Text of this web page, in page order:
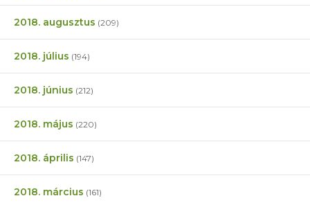
2018. augusztus (209)
2018. július (194)
2018. június (212)
2018. május (220)
2018. április (147)
2018. március (161)